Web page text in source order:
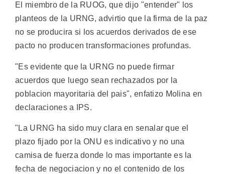
El miembro de la RUOG, que dijo "entender" los
planteos de la URNG, advirtio que la firma de la paz
no se producira si los acuerdos derivados de ese
pacto no producen transformaciones profundas.
"Es evidente que la URNG no puede firmar
acuerdos que luego sean rechazados por la
poblacion mayoritaria del pais", enfatizo Molina en
declaraciones a IPS.
"La URNG ha sido muy clara en senalar que el
plazo fijado por la ONU es indicativo y no una
camisa de fuerza donde lo mas importante es la
fecha de negociacion y no el contenido de los